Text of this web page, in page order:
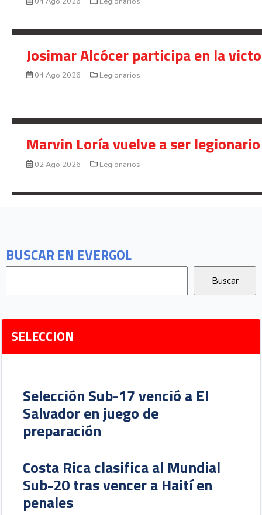
BUSCAR EN EVERGOL
SELECCION
Selección Sub-17 venció a El
Salvador en juego de
preparación
Costa Rica clasifica al Mundial
Sub-20 tras vencer a Haití en
penales
Josimar Alcócer participa en la
04 Ago 2026 Legionarios
Marvin Loría vuelve a ser
02 Ago 2026 Legionarios